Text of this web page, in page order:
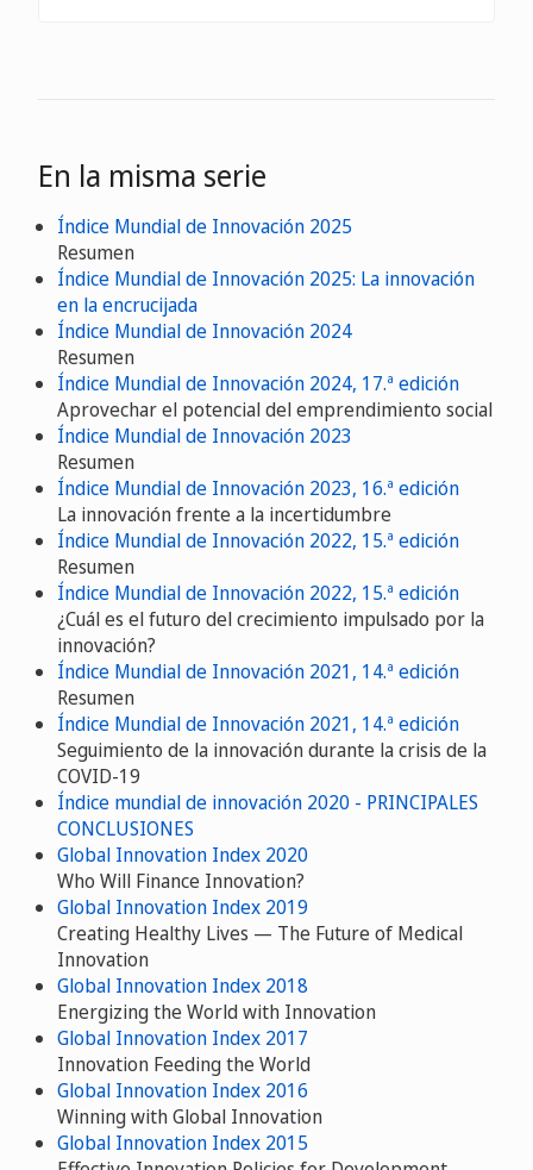
En la misma serie
Índice Mundial de Innovación 2025
Resumen
Índice Mundial de Innovación 2025: La innovación
en la encrucijada
Índice Mundial de Innovación 2024
Resumen
Índice Mundial de Innovación 2024, 17.ª edición
Aprovechar el potencial del emprendimiento social
Índice Mundial de Innovación 2023
Resumen
Índice Mundial de Innovación 2023, 16.ª edición
La innovación frente a la incertidumbre
Índice Mundial de Innovación 2022, 15.ª edición
Resumen
Índice Mundial de Innovación 2022, 15.ª edición
¿Cuál es el futuro del crecimiento impulsado por la
innovación?
Índice Mundial de Innovación 2021, 14.ª edición
Resumen
Índice Mundial de Innovación 2021, 14.ª edición
Seguimiento de la innovación durante la crisis de la
COVID-19
Índice mundial de innovación 2020 - PRINCIPALES
CONCLUSIONES
Global Innovation Index 2020
Who Will Finance Innovation?
Global Innovation Index 2019
Creating Healthy Lives — The Future of Medical
Innovation
Global Innovation Index 2018
Energizing the World with Innovation
Global Innovation Index 2017
Innovation Feeding the World
Global Innovation Index 2016
Winning with Global Innovation
Global Innovation Index 2015